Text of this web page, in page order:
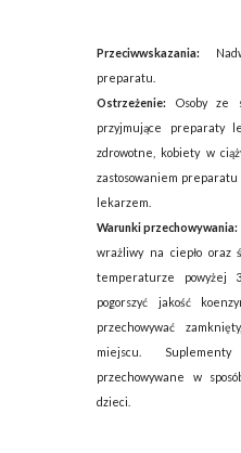
Przeciwwskazania:
preparatu.
Ostrzeżenie: Osoby ze
przyjmujące preparaty
zdrowotne, kobiety w
zastosowaniem
lekarzem.
Warunki przechowywania:
wrażliwy na ciepło oraz
temperaturze powyżej
pogorszyć jakość
przechowywać
miejscu.
przechowywane w
dzieci.